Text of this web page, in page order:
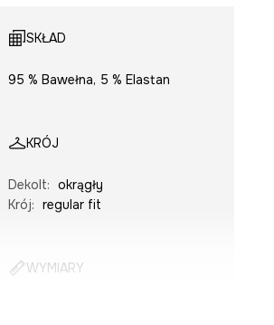
SKŁAD
95 % Bawełna, 5 % Elastan
KRÓJ
Dekolt: okrągły
Krój: regular fit
WYMIARY